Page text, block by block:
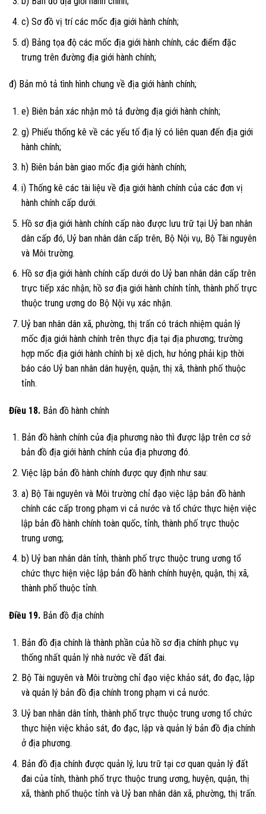
c) Sơ đồ vị trí các mốc địa giới hành chính;
d) Bảng tọa độ các mốc địa giới hành chính, các điểm đặc
trưng trên đường địa giới hành chính;
đ) Bản mô tả tình hình chung về địa giới hành chính;
e) Biên bản xác nhận mô tả đường địa giới hành chính;
g) Phiếu thống kê về các yếu tố địa lý có liên quan đến địa giới
hành chính;
h) Biên bản bàn giao mốc địa giới hành chính;
i) Thống kê các tài liệu về địa giới hành chính của các đơn vị
hành chính cấp dưới.
Hồ sơ địa giới hành chính cấp nào được lưu trữ tại Uỷ ban nhân
dân cấp đó, Uỷ ban nhân dân cấp trên, Bộ Nội vụ, Bộ Tài nguyên
và Môi trường.
Hồ sơ địa giới hành chính cấp dưới do Uỷ ban nhân dân cấp trên
trực tiếp xác nhận; hồ sơ địa giới hành chính tỉnh, thành phố trực
thuộc trung ương do Bộ Nội vụ xác nhận.
Uỷ ban nhân dân xã, phường, thị trấn có trách nhiệm quản lý
mốc địa giới hành chính trên thực địa tại địa phương; trường
hợp mốc địa giới hành chính bị xê dịch, hư hỏng phải kịp thời
báo cáo Uỷ ban nhân dân huyện, quận, thị xã, thành phố thuộc
tỉnh.
Điều 18. Bản đồ hành chính
Bản đồ hành chính của địa phương nào thì được lập trên cơ sở
bản đồ địa giới hành chính của địa phương đó.
Việc lập bản đồ hành chính được quy định như sau:
a) Bộ Tài nguyên và Môi trường chỉ đạo việc lập bản đồ hành
chính các cấp trong phạm vi cả nước và tổ chức thực hiện việc
lập bản đồ hành chính toàn quốc, tỉnh, thành phố trực thuộc
trung ương;
b) Uỷ ban nhân dân tỉnh, thành phố trực thuộc trung ương tổ
chức thực hiện việc lập bản đồ hành chính huyện, quận, thị xã,
thành phố thuộc tỉnh.
Điều 19. Bản đồ địa chính
Bản đồ địa chính là thành phần của hồ sơ địa chính phục vụ
thống nhất quản lý nhà nước về đất đai.
Bộ Tài nguyên và Môi trường chỉ đạo việc khảo sát, đo đạc, lập
và quản lý bản đồ địa chính trong phạm vi cả nước.
Uỷ ban nhân dân tỉnh, thành phố trực thuộc trung ương tổ chức
thực hiện việc khảo sát, đo đạc, lập và quản lý bản đồ địa chính
ở địa phương.
Bản đồ địa chính được quản lý, lưu trữ tại cơ quan quản lý đất
đai của tỉnh, thành phố trực thuộc trung ương, huyện, quận, thị
xã, thành phố thuộc tỉnh và Uỷ ban nhân dân xã, phường, thị trấn.